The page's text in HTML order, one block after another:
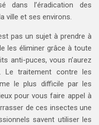
dans l’éradication des
ville et ses environs.
pas un sujet à prendre à
les éliminer grâce à toute
anti-puces, vous n’aurez
Le traitement contre les
le plus difficile par les
pour vous faire appel à
de ces insectes une
savent utiliser les